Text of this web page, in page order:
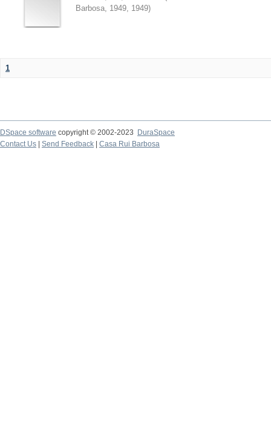
Barbosa, 1949, 1949)
1
DSpace software copyright © 2002-2023
DuraSpace
Contact Us
Send Feedback Casa Rui Barbosa